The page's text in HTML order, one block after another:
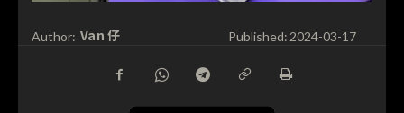
Author: Van 仔 Published: 2024-03-17